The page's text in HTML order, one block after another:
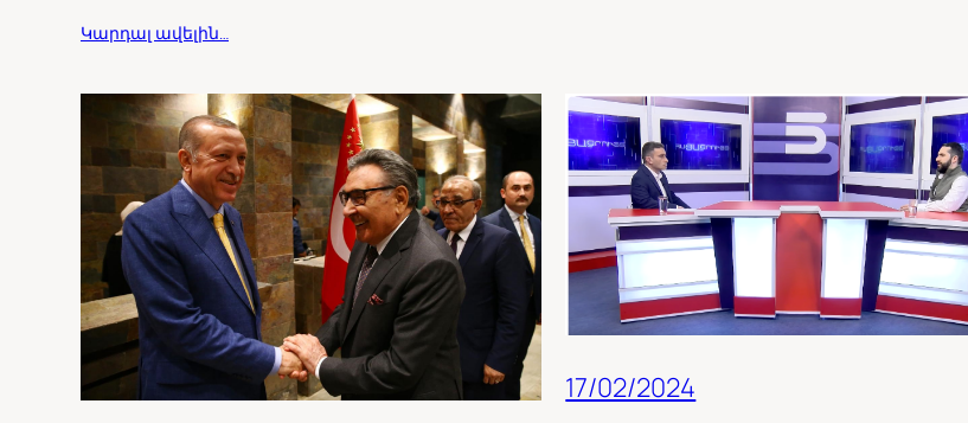
Կարդալ ավելին…
17/02/2024